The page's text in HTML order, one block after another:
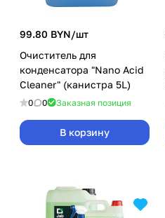
99.80 BYN/шт
Очиститель для
конденсатора "Nano Acid
Cleaner" (канистра 5L)
0 0 Заказная позиция
В корзину